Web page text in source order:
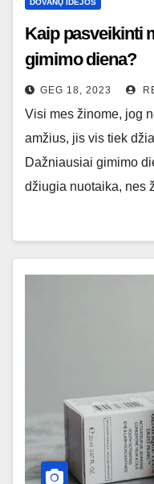
DOVANŲ IDĖJOS
Kaip pasveikinti
gimimo diena?
GEG 18, 2023
Visi mes žinome, jog
amžius, jis vis tiek
Dažniausiai gimimo
džiugia nuotaika, nes